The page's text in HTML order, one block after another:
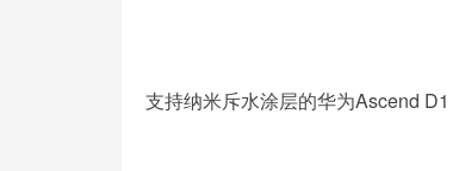
支持纳米斥水涂层的华为Ascend D1